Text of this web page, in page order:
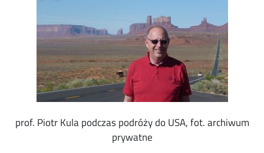
prof. Piotr Kula podczas podróży do USA, fot. archiwum
prywatne